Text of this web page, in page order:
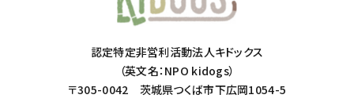
認定特定非営利活動法人キドックス
（英文名：NPO kidogs）
〒305-0042 茨城県つくば市下広岡1054-5